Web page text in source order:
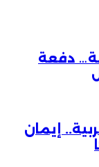
دفعة
إيمان